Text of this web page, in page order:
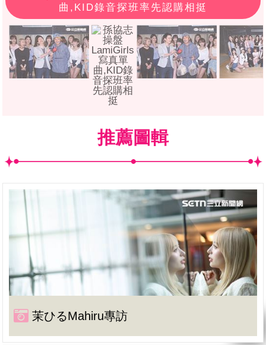
曲,KID錄音探班率先認購相挺
推薦圖輯
茉ひるMahiru專訪